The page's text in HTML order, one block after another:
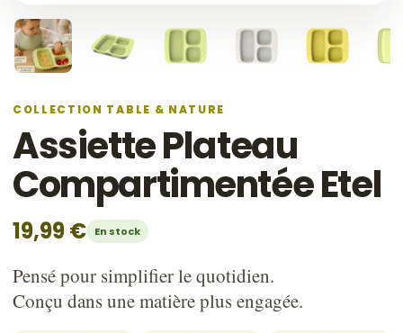
COLLECTION TABLE & NATURE
Assiette Plateau
Compartimentée Etel
19,99€ En stock
Pensé pour simplifier le quotidien.
Conçu dans une matière plus engagée.